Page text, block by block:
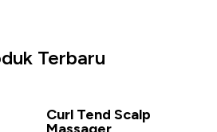
Terbaru
Curl Tend Scalp